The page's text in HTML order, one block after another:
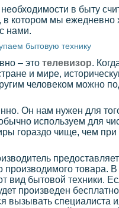
в быту
котором мы
нами.
бытовую технику
– это телевизор.
и мире,
человеком можно
Он нам нужен для
используем для
гораздо чище, чем
производимого товара.
вид бытовой техники.
произведен
вызывать специалиста